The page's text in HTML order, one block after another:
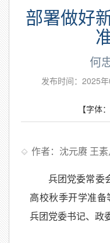
部署做好
何
发布时间：2025
【字体：
作者：沈元赓 王素
兵团党委常委
高校秋季开学准备
兵团党委书记、政